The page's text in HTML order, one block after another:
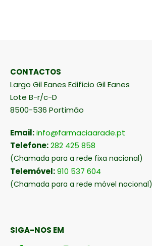
CONTACTOS
Largo Gil Eanes Edifício Gil Eanes
Lote B-r/c-D
8500-536 Portimão
Email:info@farmaciaarade.pt
Telefone:282 425 858
(Chamada para a rede fixa nacional)
Telemóvel:910 537 604
(Chamada para a rede móvel nacional)
SIGA-NOS EM